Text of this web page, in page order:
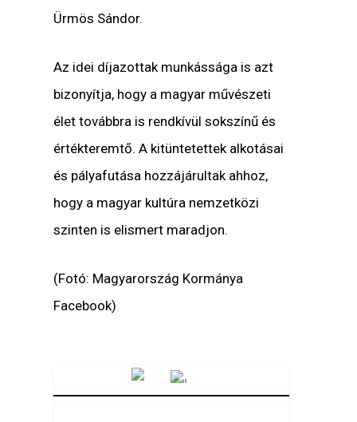
Ürmös Sándor.
Az idei díjazottak munkássága is azt
bizonyítja, hogy a magyar művészeti
élet továbbra is rendkívül sokszínű és
értékteremtő. A kitüntetettek alkotásai
és pályafutása hozzájárultak ahhoz,
hogy a magyar kultúra nemzetközi
szinten is elismert maradjon.
(Fotó: Magyarország Kormánya
Facebook)